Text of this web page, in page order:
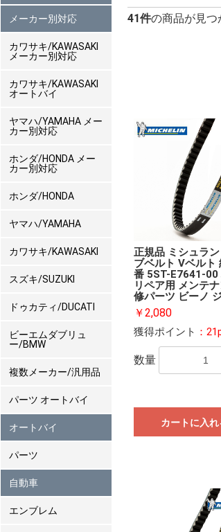
メーカー別対応
カワサキ/KAWASAKI
メーカー別対応
カワサキ/KAWASAKI
オートバイ
ヤマハ/YAMAHA メー
カー別対応
ホンダ/HONDA メー
カー別対応
ホンダ/HONDA
ヤマハ/YAMAHA
カワサキ/KAWASAKI
スズキ/SUZUKI
ドゥカティ/DUCATI
ビーエムダブリュ
ー/BMW
複数メーカー/汎用品
パーツ オートバイ
オートバイ
パーツ
自動車
エンブレム
41件の商品が見つ
正規品 ミシュラ
ブベルト Vベルト
番 5ST-E7641-00
リペア用 メンテ
修パーツ ビーノ
￥2,080
獲得ポイント ：
数量
カートに入れ